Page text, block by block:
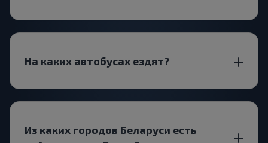
На каких автобусах ездят?
Из каких городов Беларуси есть